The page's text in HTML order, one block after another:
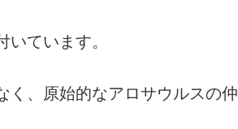
ています。
く、原始的なアロサウルスの仲